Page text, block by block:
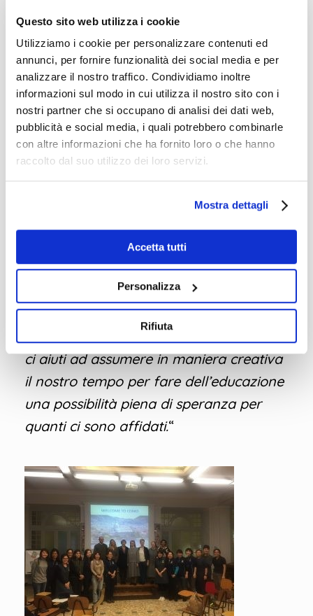
Questo sito web utilizza i cookie
Utilizziamo i cookie per personalizzare contenuti ed
annunci, per fornire funzionalità dei social media e per
analizzare il nostro traffico. Condividiamo inoltre
informazioni sul modo in cui utilizza il nostro sito con i
nostri partner che si occupano di analisi dei dati web,
pubblicità e social media, i quali potrebbero combinarle
con altre informazioni che ha fornito loro o che hanno
raccolto dal suo utilizzo dei loro servizi.
Mostra dettagli
Accetta tutti
Personalizza
Rifiuta
Sono mani aperte che non trattengono
ma liberano, mani che non chiedono, ma
donano, che vi danno un sincero
benvenuto. Sono anche le nostre mani
aperte che vi accolgono in questa
giornata che vorremmo godeste in
pienezza e il cui ricordo portaste con voi
nella vostra città.Grazie per aver scelto
di visitarci, grazie per quanto anche voi
scambio, grazie per quanto porterete di
Como nella vostra terra. La nostra
Fondatrice, S. Maddalena di Canossa,
educatrice numero uno, risvegli nel
cuore di noi tutti la passione educativa,
ci aiuti ad assumere in maniera creativa
il nostro tempo per fare dell’educazione
una possibilità piena di speranza per
quanti ci sono affidati.“